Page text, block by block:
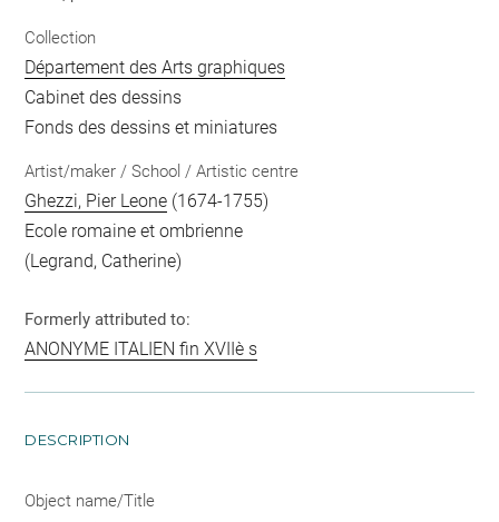
Collection
Département des Arts graphiques
Cabinet des dessins
Fonds des dessins et miniatures
Artist/maker / School / Artistic centre
Ghezzi, Pier Leone (1674-1755)
Ecole romaine et ombrienne
(Legrand, Catherine)
Formerly attributed to:
ANONYME ITALIEN fin XVIIè s
DESCRIPTION
Object name/Title